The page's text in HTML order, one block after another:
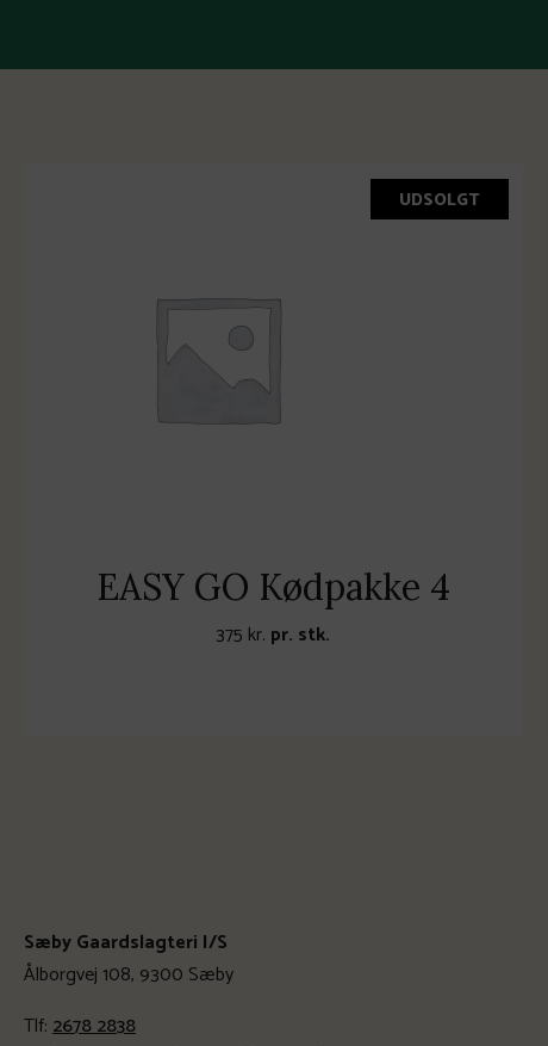
UDSOLGT
EASY GO Kødpakke 4
375 kr. pr. stk.
Sæby Gaardslagteri I/S
Ålborgvej 108, 9300 Sæby
Tlf:2678 2838